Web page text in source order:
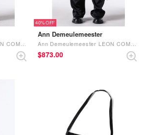
Ann Demeulemeester LEON COMFORT FIT TROUSERS (Black)
40%
Ann Demeulemeester
Ann Demeulemeester LEON COMFORT FIT TROUSERS (Black)
$‌873.00